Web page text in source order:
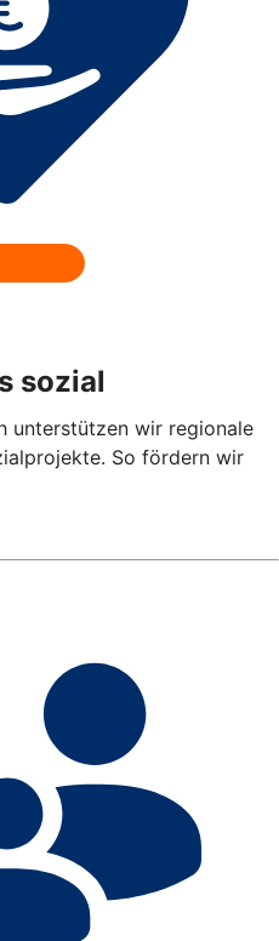
sozial
unterstützen wir regionale
So fördern wir